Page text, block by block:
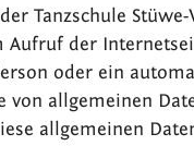
Tanzschule Stüwe-
Aufruf der
oder ein
von allgemeinen
allgemeinen